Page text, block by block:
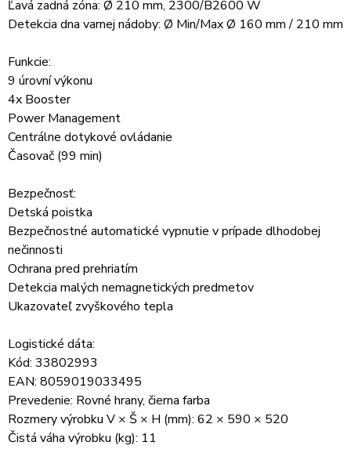
Ľavá zadná zóna: Ø 210 mm, 2300/B2600 W
Detekcia dna varnej nádoby: Ø Min/Max Ø 160 mm / 210 mm
Funkcie:
9 úrovní výkonu
4x Booster
Power Management
Centrálne dotykové ovládanie
Časovač (99 min)
Bezpečnosť:
Detská poistka
Bezpečnostné automatické vypnutie v prípade dlhodobej
nečinnosti
Ochrana pred prehriatím
Detekcia malých nemagnetických predmetov
Ukazovateľ zvyškového tepla
Logistické dáta:
Kód: 33802993
EAN: 8059019033495
Prevedenie: Rovné hrany, čierna farba
Rozmery výrobku V × Š × H (mm): 62 × 590 × 520
Čistá váha výrobku (kg): 11